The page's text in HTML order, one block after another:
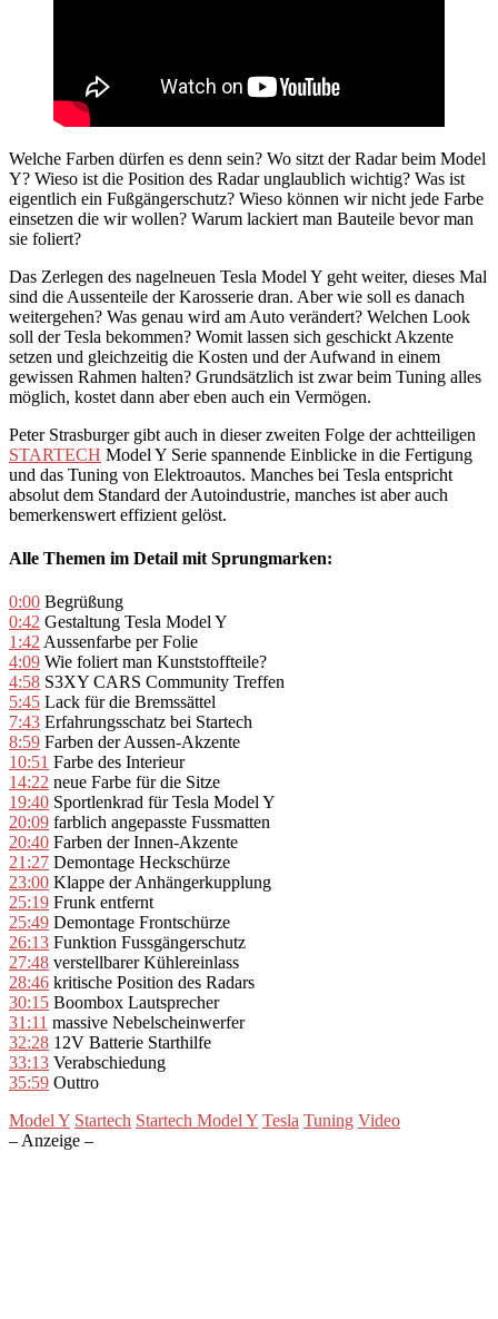
Welche Farben dürfen es denn sein? Wo sitzt der Radar beim Model
Y? Wieso ist die Position des Radar unglaublich wichtig? Was ist
eigentlich ein Fußgängerschutz? Wieso können wir nicht jede Farbe
einsetzen die wir wollen? Warum lackiert man Bauteile bevor man
sie foliert?
Das Zerlegen des nagelneuen Tesla Model Y geht weiter, dieses Mal
sind die Aussenteile der Karosserie dran. Aber wie soll es danach
weitergehen? Was genau wird am Auto verändert? Welchen Look
soll der Tesla bekommen? Womit lassen sich geschickt Akzente
setzen und gleichzeitig die Kosten und der Aufwand in einem
gewissen Rahmen halten? Grundsätzlich ist zwar beim Tuning alles
möglich, kostet dann aber eben auch ein Vermögen.
Peter Strasburger gibt auch in dieser zweiten Folge der achtteiligen
STARTECH Model Y Serie spannende Einblicke in die Fertigung
und das Tuning von Elektroautos. Manches bei Tesla entspricht
absolut dem Standard der Autoindustrie, manches ist aber auch
bemerkenswert effizient gelöst.
Alle Themen im Detail mit Sprungmarken:
0:00 Begrüßung
0:42 Gestaltung Tesla Model Y
1:42 Aussenfarbe per Folie
4:09 Wie foliert man Kunststoffteile?
4:58 S3XY CARS Community Treffen
5:45 Lack für die Bremssättel
7:43 Erfahrungsschatz bei Startech
8:59 Farben der Aussen-Akzente
10:51 Farbe des Interieur
14:22 neue Farbe für die Sitze
19:40 Sportlenkrad für Tesla Model Y
20:09 farblich angepasste Fussmatten
20:40 Farben der Innen-Akzente
21:27 Demontage Heckschürze
23:00 Klappe der Anhängerkupplung
25:19 Frunk entfernt
25:49 Demontage Frontschürze
26:13 Funktion Fussgängerschutz
27:48 verstellbarer Kühlereinlass
28:46 kritische Position des Radars
30:15 Boombox Lautsprecher
31:11 massive Nebelscheinwerfer
32:28 12V Batterie Starthilfe
33:13 Verabschiedung
35:59 Outtro
Model Y Startech Startech Model Y Tesla Tuning Video
– Anzeige –